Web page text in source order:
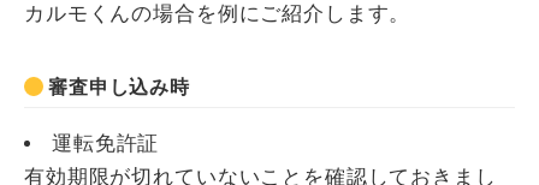
カルモくんの場合を例にご紹介します。
審査申し込み時
運転免許証
有効期限が切れていないことを確認しておきまし